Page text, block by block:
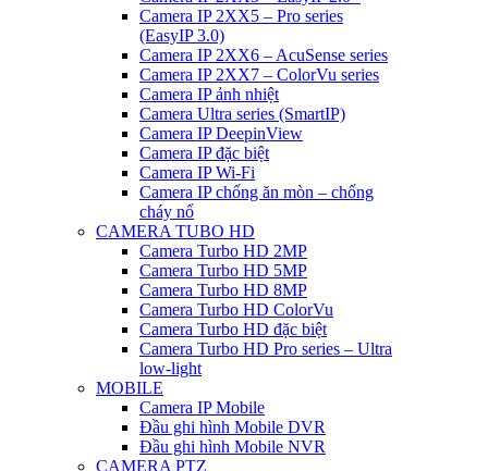
Camera IP 2XX5 – Pro series
(EasyIP 3.0)
Camera IP 2XX6 – AcuSense series
Camera IP 2XX7 – ColorVu series
Camera IP ảnh nhiệt
Camera Ultra series (SmartIP)
Camera IP DeepinView
Camera IP đặc biệt
Camera IP Wi-Fi
Camera IP chống ăn mòn – chống
cháy nổ
CAMERA TUBO HD
Camera Turbo HD 2MP
Camera Turbo HD 5MP
Camera Turbo HD 8MP
Camera Turbo HD ColorVu
Camera Turbo HD đặc biệt
Camera Turbo HD Pro series – Ultra
low-light
MOBILE
Camera IP Mobile
Đầu ghi hình Mobile DVR
Đầu ghi hình Mobile NVR
CAMERA PTZ